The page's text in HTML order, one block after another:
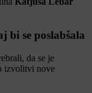
bi se poslabšala
da se je
izvolitvi nove